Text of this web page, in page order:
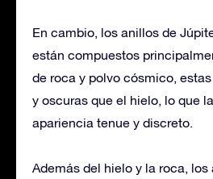
En cambio, los anillos de
están compuestos
de roca y polvo cósmico,
y oscuras que el hielo, lo que
apariencia tenue y discreto.
Además del hielo y la roca,